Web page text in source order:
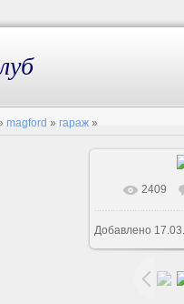
magford » гараж »
В
2409
Добавлено